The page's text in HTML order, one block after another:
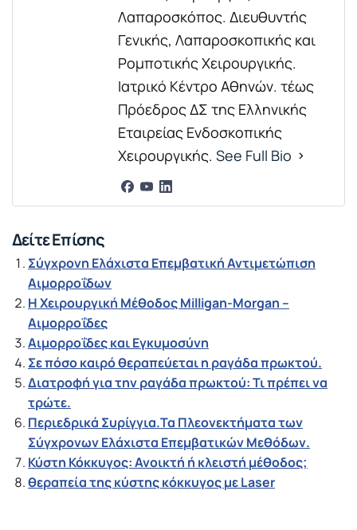
Λαπαροσκόπος. Διευθυντής
Γενικής, Λαπαροσκοπικής και
Ρομποτικής Χειρουργικής.
Ιατρικό Κέντρο Αθηνών. τέως
Πρόεδρος ΔΣ της Ελληνικής
Εταιρείας Ενδοσκοπικής
Χειρουργικής. See Full Bio
Δείτε Επίσης
Σύγχρονη Ελάχιστα Επεμβατική Αντιμετώπιση
Αιμορροΐδων
Η Χειρουργική Μέθοδος Milligan-Morgan –
Αιμορροΐδες
Αιμορροΐδες και Εγκυμοσύνη
Σε πόσο καιρό θεραπεύεται η ραγάδα πρωκτού.
Διατροφή για την ραγάδα πρωκτού: Τι πρέπει να
τρώτε.
Περιεδρικά Συρίγγια.Τα Πλεονεκτήματα των
Σύγχρονων Ελάχιστα Επεμβατικών Μεθόδων.
Κύστη Κόκκυγος: Ανοικτή ή κλειστή μέθοδος;
θεραπεία της κύστης κόκκυγος με Laser